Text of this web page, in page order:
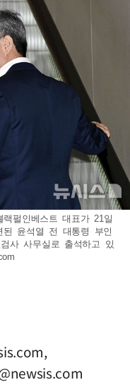
펄인베스트 대표가 21일
된 윤석열 전 대통령 부인
사 사무실로 출석하고 있
,